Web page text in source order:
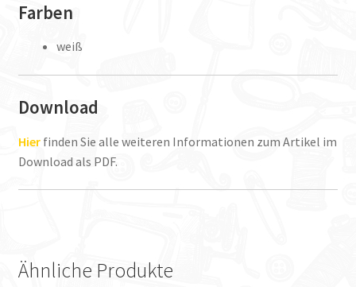
Farben
weiß
Download
Hier finden Sie alle weiteren Informationen zum Artikel im
Download als PDF.
Ähnliche Produkte